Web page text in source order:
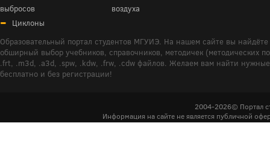
выбросов
воздуха
Циклоны
Образовательный портал студентов МГУИЭ. На нашем сайте вы
обширный выбор учебников, справочников, методичек (методических
.frt, .m3d, .a3d, .spw, .kdw, .frw, .cdw файлов. Желаем вам найти
бесплатно и без регистрации!
2004-2026© Портал
Информация на сайте не является публичной